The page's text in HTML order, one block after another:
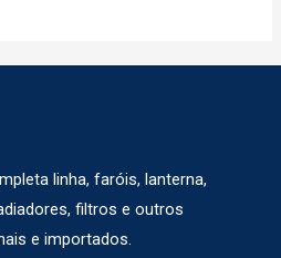
linha, faróis, lanterna,
filtros e outros
e importados.